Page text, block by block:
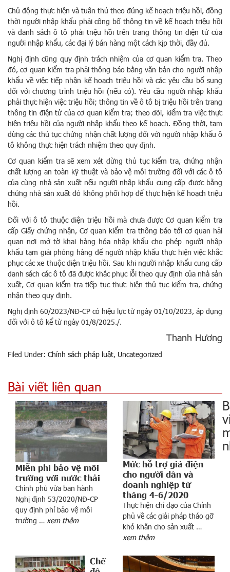
Chủ động thực hiện và tuân thủ theo đúng kế hoạch triệu hồi, đồng
thời người nhập khẩu phải công bố thông tin về kế hoạch triệu hồi
và danh sách ô tô phải triệu hồi trên trang thông tin điện tử của
người nhập khẩu, các đại lý bán hàng một cách kịp thời, đầy đủ.
Nghị định cũng quy định trách nhiệm của cơ quan kiểm tra. Theo
đó, cơ quan kiểm tra phải thông báo bằng văn bản cho người nhập
khẩu về việc tiếp nhận kế hoạch triệu hồi và các yêu cầu bổ sung
đối với chương trình triệu hồi (nếu có). Yêu cầu người nhập khẩu
phải thực hiện việc triệu hồi; thông tin về ô tô bị triệu hồi trên trang
thông tin điện tử của cơ quan kiểm tra; theo dõi, kiểm tra việc thực
hiện triệu hồi của người nhập khẩu theo kế hoạch. Đồng thời, tạm
dừng các thủ tục chứng nhận chất lượng đối với người nhập khẩu ô
tô không thực hiện trách nhiệm theo quy định.
Cơ quan kiểm tra sẽ xem xét dừng thủ tục kiểm tra, chứng nhận
chất lượng an toàn kỹ thuật và bảo vệ môi trường đối với các ô tô
của cùng nhà sản xuất nếu người nhập khẩu cung cấp được bằng
chứng nhà sản xuất đó không phối hợp để thực hiện kế hoạch triệu
hồi.
Đối với ô tô thuộc diện triệu hồi mà chưa được Cơ quan kiểm tra
cấp Giấy chứng nhận, Cơ quan kiểm tra thông báo tới cơ quan hải
quan nơi mở tờ khai hàng hóa nhập khẩu cho phép người nhập
khẩu tạm giải phóng hàng để người nhập khẩu thực hiện việc khắc
phục các xe thuộc diện triệu hồi. Sau khi người nhập khẩu cung cấp
danh sách các ô tô đã được khắc phục lỗi theo quy định của nhà sản
xuất, Cơ quan kiểm tra tiếp tục thực hiện thủ tục kiểm tra, chứng
nhận theo quy định.
Nghị định 60/2023/NĐ-CP có hiệu lực từ ngày 01/10/2023, áp dụng
đối với ô tô kể từ ngày 01/8/2025./.
Thanh Hương
Filed Under: Chính sách pháp luật, Uncategorized
Bài viết liên quan
Miễn phí bảo vệ môi
trường với nước thải
Chính phủ vừa ban hành
Nghị định 53/2020/NĐ-CP
quy định phí bảo vệ môi
trường … xem thêm
Mức hỗ trợ giá điện
cho người dân và
doanh nghiệp từ
tháng 4-6/2020
Thực hiện chỉ đạo của Chính
phủ về các giải pháp tháo gỡ
khó khăn cho sản xuất …
xem thêm
Chế